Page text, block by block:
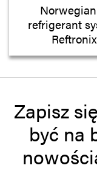
refrigerant
Zapisz
być na